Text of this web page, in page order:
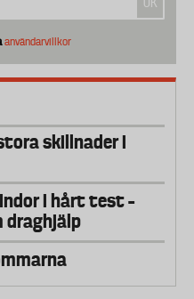
användarvillkor
skillnader i
i hårt test –
draghjälp